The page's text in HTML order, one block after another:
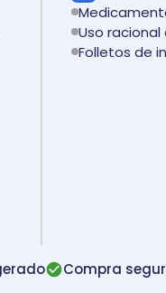
Uso
Folletos de
Compra